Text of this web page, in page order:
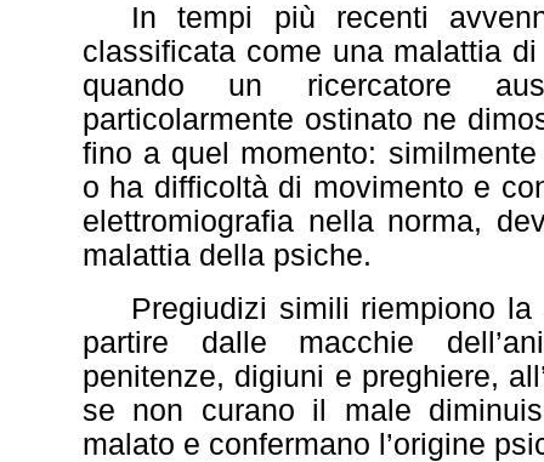
In tempi più recenti
classificata come una malattia
quando un ricercatore
particolarmente ostinato ne
fino a quel momento:
o ha difficoltà di movimento e
elettromiografia nella norma,
malattia della psiche.
Pregiudizi simili riempiono
partire dalle macchie
penitenze, digiuni e preghiere,
se non curano il male
malato e confermano l’origine